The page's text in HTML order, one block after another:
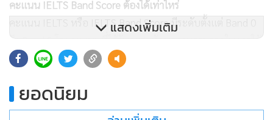
ถึง Band 9 โดยคะแนนที่ได้รับจะสะท้อนความสามารถในการใช้
ภาษาอังกฤษของผู้สอบ ซึ่งโดยทั่วไปแล้วคะแนนที่ต้องใช้จะขึ้น
อยู่กับวัตถุประสงค์ เช่น
●เรียนต่อต่างประเทศ อาจต้องใช้ประมาณ Band 6.0–7.5 ขึ้นไป
●ใช้ยื่นเอกสารบางประเภท อาจมีเกณฑ์เฉพาะ
แสดงเพิ่มเติม
อ่านเพิ่มเติม